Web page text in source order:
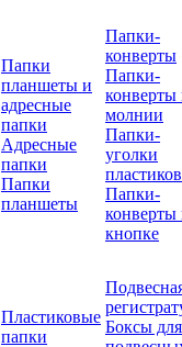
Папки
планшеты и
адресные
папки
Адресные
папки
Папки
планшеты
Папки-
конверты
Папки-
конверты
молнии
Папки-
уголки
Папки-
конверты
кнопке
Пластиковые
папки
Боксы для